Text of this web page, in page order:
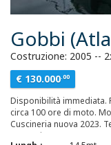
Gobbi
Costruzione: 2005 --
€ 130.000.00
Disponibilità immediata.
circa 100 ore di moto.
Cuscineria nuova 2023.
Raymarine nuovo 2021,